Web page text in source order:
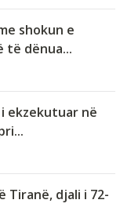
shokun e
të dënua...
ekzekutuar në
Tiranë, djali i 72-